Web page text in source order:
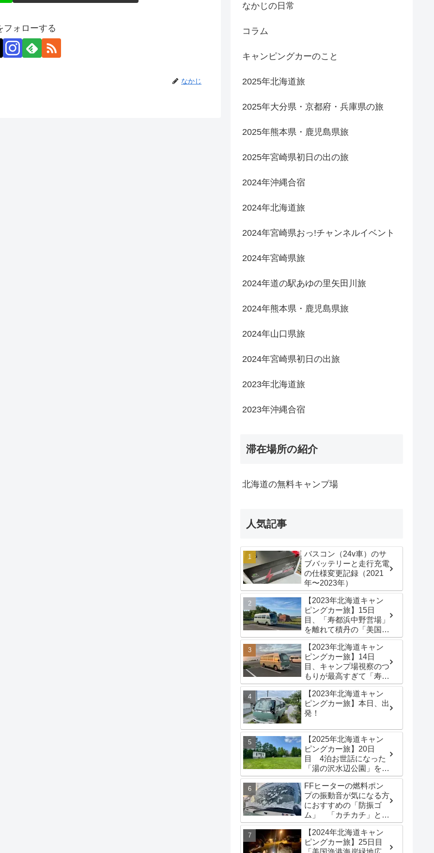
フォローする
なかじ
なかじの日常
コラム
キャンピングカーのこと
2025年北海道旅
2025年大分県・京都府・兵庫県の旅
2025年熊本県・鹿児島県旅
2025年宮崎県初日の出の旅
2024年沖縄合宿
2024年北海道旅
2024年宮崎県おっ!チャンネルイベント
2024年宮崎県旅
2024年道の駅あゆの里矢田川旅
2024年熊本県・鹿児島県旅
2024年山口県旅
2024年宮崎県初日の出旅
2023年北海道旅
2023年沖縄合宿
滞在場所の紹介
北海道の無料キャンプ場
人気記事
バスコン（24v車）のサ
ブバッテリーと走行充電
の仕様変更記録（2021
年〜2023年）
【2023年北海道キャン
ピングカー旅】15日
目、「寿都浜中野営場」
を離れて積丹の「美国漁
港海岸緑地広場」でター
プテントを立てる
【2023年北海道キャン
ピングカー旅】14日
目、キャンプ場視察のつ
もりが最高すぎて「寿都
浜中野営場」滞在するこ
とに
【2023年北海道キャン
ピングカー旅】本日、出
発！
【2025年北海道キャン
ピングカー旅】20日
目 4泊お世話になった
「湯の沢水辺公園」を出
発し、「函館トヨタ 森
店」でキャンピングカー
のオイル交換完了！今日
は伊達市の「徳舜瞥山麓
キャンプ場」へ
FFヒーターの燃料ポン
プの振動音が気になる方
におすすめの「防振ゴ
ム」 「カチカチ」とい
う機械音は別対策が必要
です
【2024年北海道キャン
ピングカー旅】25日目